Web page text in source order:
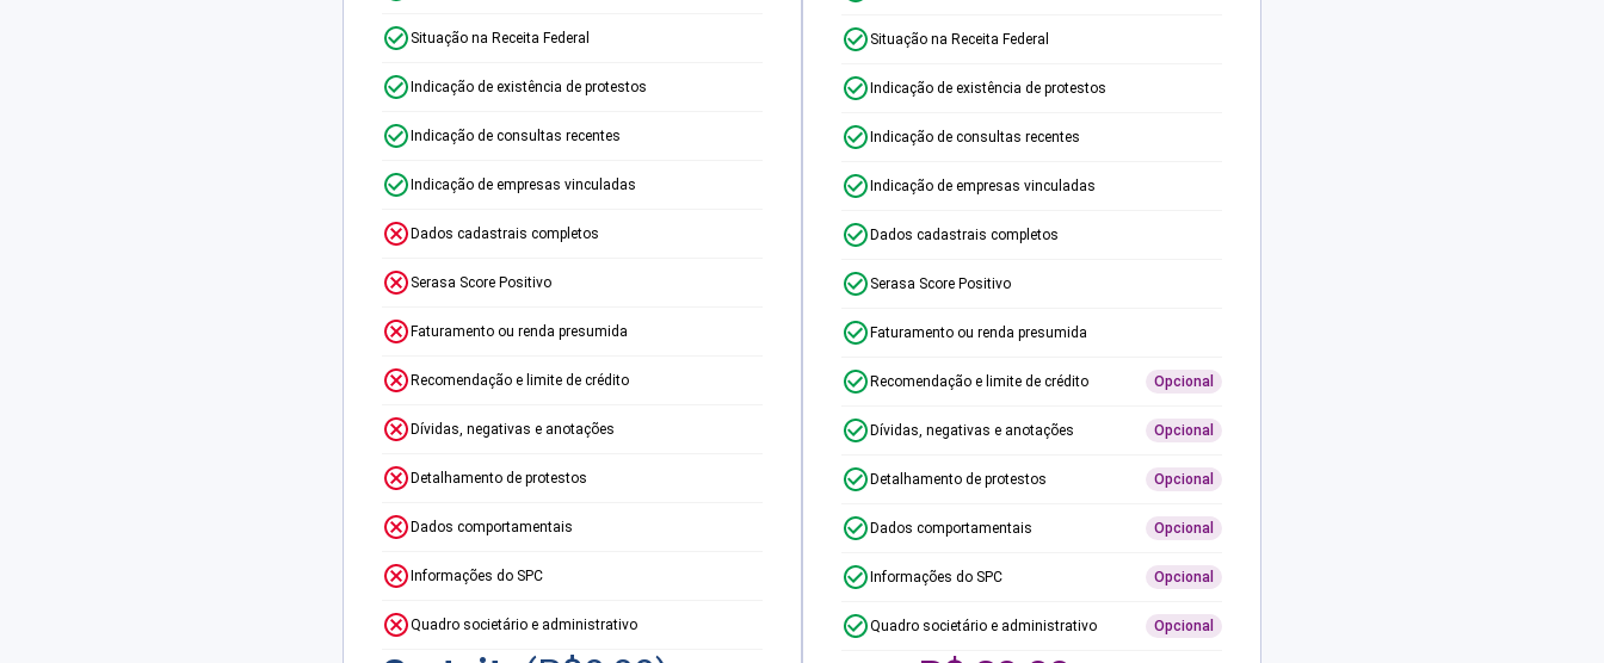
Situação na Receita Federal
Indicação de existência de protestos
Indicação de consultas recentes
Indicação de empresas vinculadas
Dados cadastrais completos
Serasa Score Positivo
Faturamento ou renda presumida
Recomendação e limite de crédito
Dívidas, negativas e anotações
Detalhamento de protestos
Dados comportamentais
Informações do SPC
Quadro societário e administrativo
Situação na Receita Federal
Indicação de existência de protestos
Indicação de consultas recentes
Indicação de empresas vinculadas
Dados cadastrais completos
Serasa Score Positivo
Faturamento ou renda presumida
Recomendação e limite de crédito Opcional
Dívidas, negativas e anotações Opcional
Detalhamento de protestos Opcional
Dados comportamentais Opcional
Informações do SPC Opcional
Quadro societário e administrativo Opcional